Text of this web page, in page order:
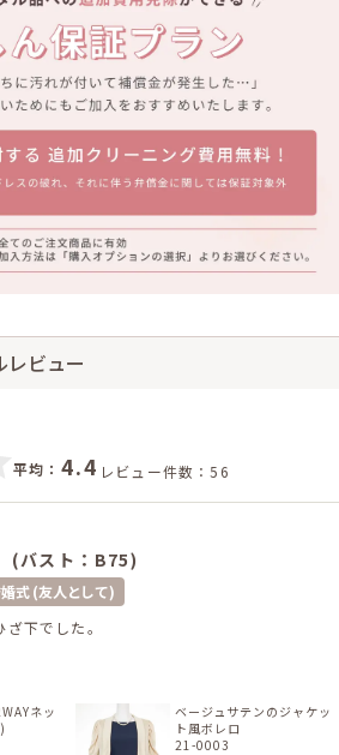
レビュー
平均： 4.4 レビュー件数：56
(バスト：B75)
式 (友人として)
下でした。
ネッ
ベージュサテンのジャケッ
ト風ボレロ
21-0003